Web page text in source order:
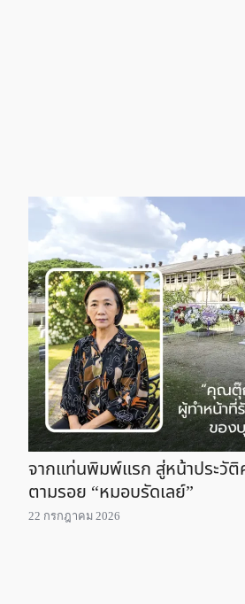
จากแท่นพิมพ์แรก สู่หน้าประวั
ตามรอย “หมอบรัดเลย์”
22 กรกฎาคม 2026